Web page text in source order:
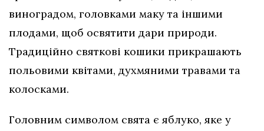
виноградом, головками маку та іншими
плодами, щоб освятити дари природи.
Традиційно святкові кошики прикрашають
польовими квітами, духмяними травами та
колосками.
Головним символом свята є яблуко, яке у